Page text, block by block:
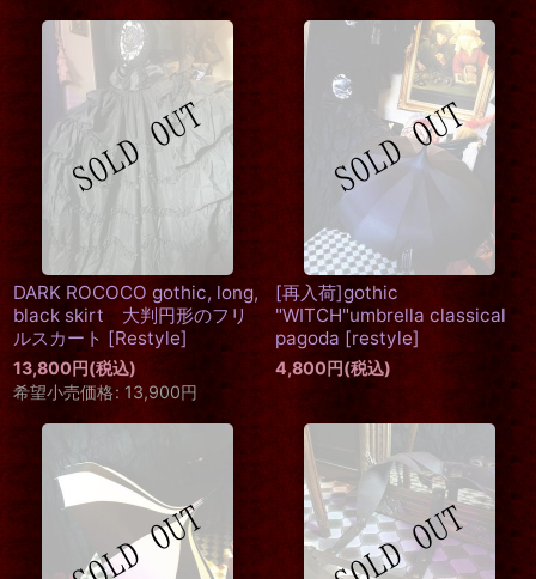
DARK ROCOCO gothic, long,
black skirt 大判円形のフリ
ルスカート [Restyle]
13,800円(税込)
希望小売価格: 13,900円
[再入荷]gothic
"WITCH"umbrella classical
pagoda [restyle]
4,800円(税込)